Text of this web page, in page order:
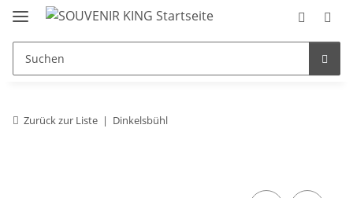
Zurück zur Liste Dinkelsbühl